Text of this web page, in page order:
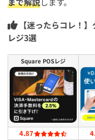
【迷ったらコレ！
レジ3選
Square POSレジ
4.87